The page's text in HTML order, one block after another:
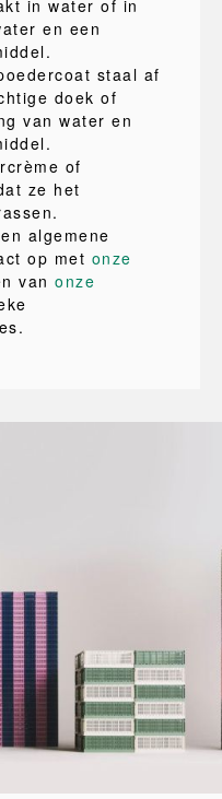
in water of in
en een
staal af
doek of
van water en
of
ze het
algemene
op met onze
van onze